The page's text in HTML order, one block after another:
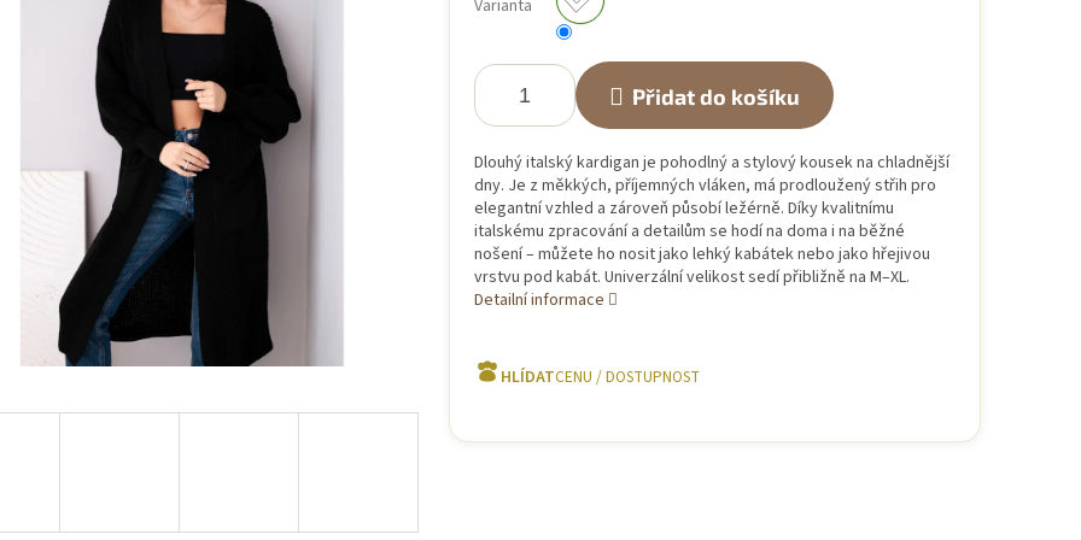
Varianta
Přidat do košíku
Dlouhý italský kardigan je pohodlný a stylový kousek na chladnější
dny. Je z měkkých, příjemných vláken, má prodloužený střih pro
elegantní vzhled a zároveň působí ležérně. Díky kvalitnímu
italskému zpracování a detailům se hodí na doma i na běžné
nošení – můžete ho nosit jako lehký kabátek nebo jako hřejivou
vrstvu pod kabát. Univerzální velikost sedí přibližně na M–XL.
Detailní informace
HLÍDAT